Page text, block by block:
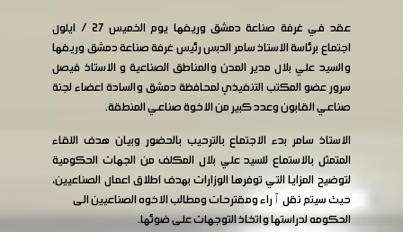
عقد في غرفة صناعة دمشق وريفها يوم الخميس ٢٧ / ايلول
اجتماع برئاسة الاستاذ سامر الدبس رئيس غرفة صناعة دمشق وريفها
والسيد علي بلال مدير المدن والمناطق الصناعية و الاستاذ فيصل
سرور عضو المكتب التنفيذي لمحافظة دمشق والسادة اعضاء لجنة
صناعي القابون وعدد كبير من الاخوة صناعي المنطقة.
الاستاذ سامر بدء الاجتماع بالترحيب بالحضور وبيان هدف اللقاء
المتمثل بالاستماع للسيد علي بلال المكلف من الجهات الحكومية
لتوضيح المزايا التي توفرها الوزارات بهدف اطلاق اعمال الصناعيين،
حيث سيتم نقل ٱراء ومقترحات ومطالب الاخوه الصناعيين الى
الحكومه لدراستها واتخاذ التوجهات على ضوئها.